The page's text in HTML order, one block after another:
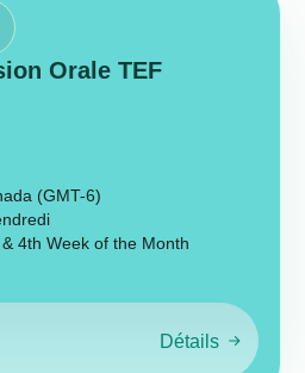
Orale TEF
(GMT-6)
4th Week of the Month
Détails